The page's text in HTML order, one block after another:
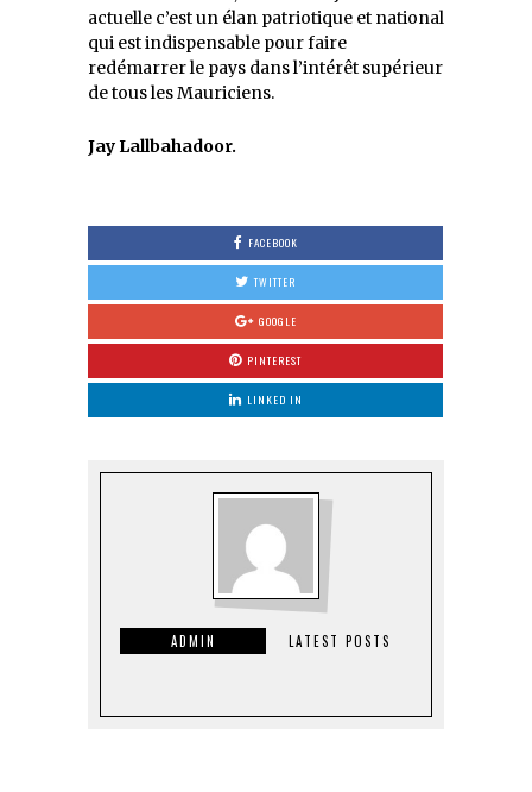
actuelle c’est un élan patriotique et national
qui est indispensable pour faire
redémarrer le pays dans l’intérêt supérieur
de tous les Mauriciens.
Jay Lallbahadoor.
FACEBOOK
TWITTER
GOOGLE
PINTEREST
LINKED IN
ADMIN LATEST POSTS